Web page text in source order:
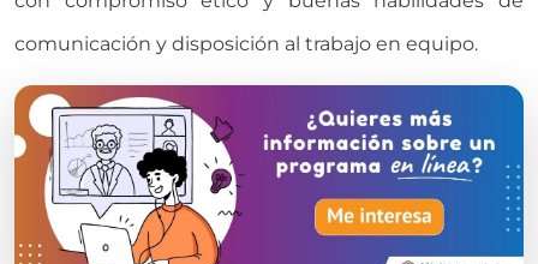
comunicación y disposición al trabajo en equipo.